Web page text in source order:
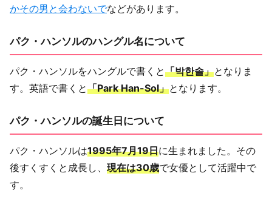
かその男と会わないでなどがあります。
パク・ハンソルのハングル名について
パク・ハンソルをハングルで書くと「박한솔」となりま
す。英語で書くと「Park Han-Sol」となります。
パク・ハンソルの誕生日について
パク・ハンソルは1995年7月19日に生まれました。その
後すくすくと成長し、 現在は30歳で女優として活躍中で
す。